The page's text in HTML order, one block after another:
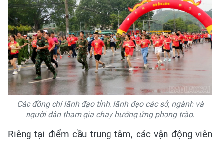
Các đồng chí lãnh đạo tỉnh, lãnh đạo các sở, ngành và
người dân tham gia chạy hưởng ứng phong trào.
Riêng tại điểm cầu trung tâm, các vận động viên